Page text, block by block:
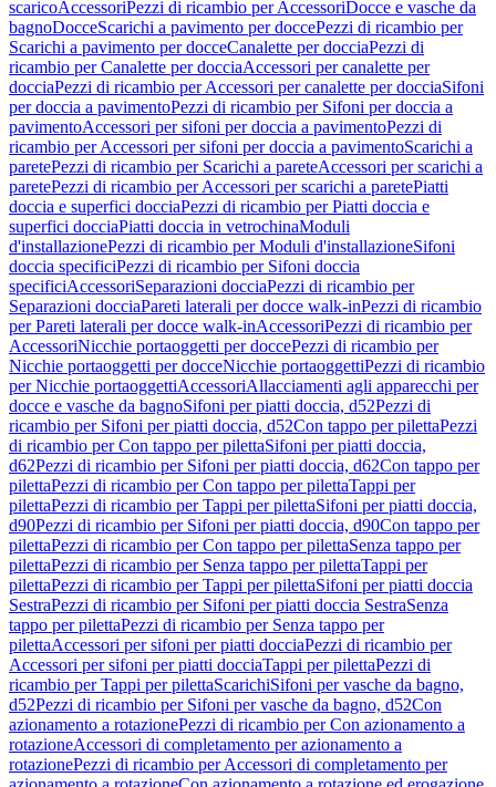
scaricoAccessoriPezzi di ricambio per AccessoriDocce e vasche da
bagnoDocceScarichi a pavimento per doccePezzi di ricambio per
Scarichi a pavimento per docceCanalette per docciaPezzi di
ricambio per Canalette per docciaAccessori per canalette per
docciaPezzi di ricambio per Accessori per canalette per docciaSifoni
per doccia a pavimentoPezzi di ricambio per Sifoni per doccia a
pavimentoAccessori per sifoni per doccia a pavimentoPezzi di
ricambio per Accessori per sifoni per doccia a pavimentoScarichi a
paretePezzi di ricambio per Scarichi a pareteAccessori per scarichi a
paretePezzi di ricambio per Accessori per scarichi a paretePiatti
doccia e superfici docciaPezzi di ricambio per Piatti doccia e
superfici docciaPiatti doccia in vetrochinaModuli
d'installazionePezzi di ricambio per Moduli d'installazioneSifoni
doccia specificiPezzi di ricambio per Sifoni doccia
specificiAccessoriSeparazioni docciaPezzi di ricambio per
Separazioni docciaPareti laterali per docce walk-inPezzi di ricambio
per Pareti laterali per docce walk-inAccessoriPezzi di ricambio per
AccessoriNicchie portaoggetti per doccePezzi di ricambio per
Nicchie portaoggetti per docceNicchie portaoggettiPezzi di ricambio
per Nicchie portaoggettiAccessoriAllacciamenti agli apparecchi per
docce e vasche da bagnoSifoni per piatti doccia, d52Pezzi di
ricambio per Sifoni per piatti doccia, d52Con tappo per pilettaPezzi
di ricambio per Con tappo per pilettaSifoni per piatti doccia,
d62Pezzi di ricambio per Sifoni per piatti doccia, d62Con tappo per
pilettaPezzi di ricambio per Con tappo per pilettaTappi per
pilettaPezzi di ricambio per Tappi per pilettaSifoni per piatti doccia,
d90Pezzi di ricambio per Sifoni per piatti doccia, d90Con tappo per
pilettaPezzi di ricambio per Con tappo per pilettaSenza tappo per
pilettaPezzi di ricambio per Senza tappo per pilettaTappi per
pilettaPezzi di ricambio per Tappi per pilettaSifoni per piatti doccia
SestraPezzi di ricambio per Sifoni per piatti doccia SestraSenza
tappo per pilettaPezzi di ricambio per Senza tappo per
pilettaAccessori per sifoni per piatti docciaPezzi di ricambio per
Accessori per sifoni per piatti docciaTappi per pilettaPezzi di
ricambio per Tappi per pilettaScarichiSifoni per vasche da bagno,
d52Pezzi di ricambio per Sifoni per vasche da bagno, d52Con
azionamento a rotazionePezzi di ricambio per Con azionamento a
rotazioneAccessori di completamento per azionamento a
rotazionePezzi di ricambio per Accessori di completamento per